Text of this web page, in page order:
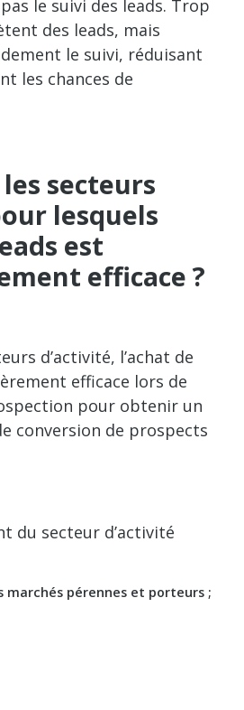
le suivi des leads. Trop
des leads, mais
le suivi, réduisant
les chances de
secteurs
lesquels
est
efficace ?
d’activité, l’achat de
efficace lors de
pour obtenir un
conversion de prospects
du secteur d’activité
marchés pérennes et porteurs ;